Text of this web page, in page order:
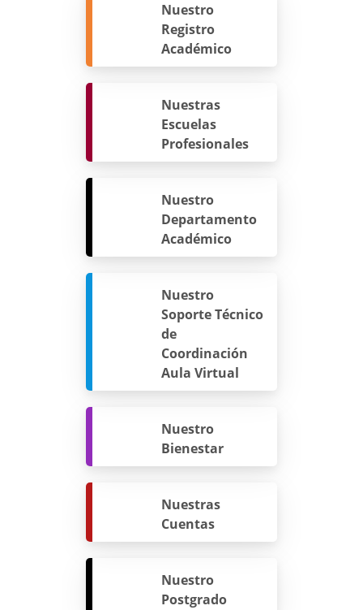
Nuestro
Registro
Académico
Nuestras
Escuelas
Profesionales
Nuestro
Departamento
Académico
Nuestro
Soporte Técnico
de
Coordinación
Aula Virtual
Nuestro
Bienestar
Nuestras
Cuentas
Nuestro
Postgrado